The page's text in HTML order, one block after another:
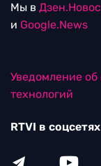
Мы в
и Google.News
Уведомление
технологий
RTVI в соцсетях